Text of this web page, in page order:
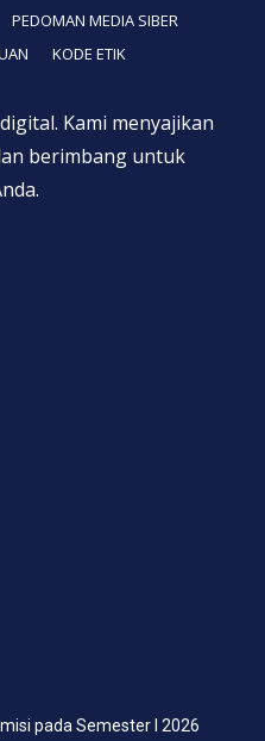
PEDOMAN MEDIA SIBER
KODE ETIK
Kami menyajikan
berimbang untuk
pada Semester I 2026